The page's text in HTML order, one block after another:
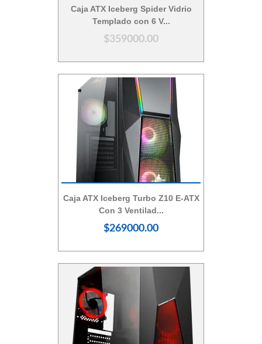
Vista Rápida
Caja ATX Iceberg Spider Vidrio
Templado con 6 V...
$359000.00
Vista Rápida
Caja ATX Iceberg Turbo Z10 E-ATX
Con 3 Ventilad...
$269000.00